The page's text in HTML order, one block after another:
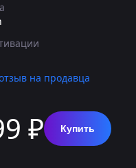
на продавца
₽ Купить